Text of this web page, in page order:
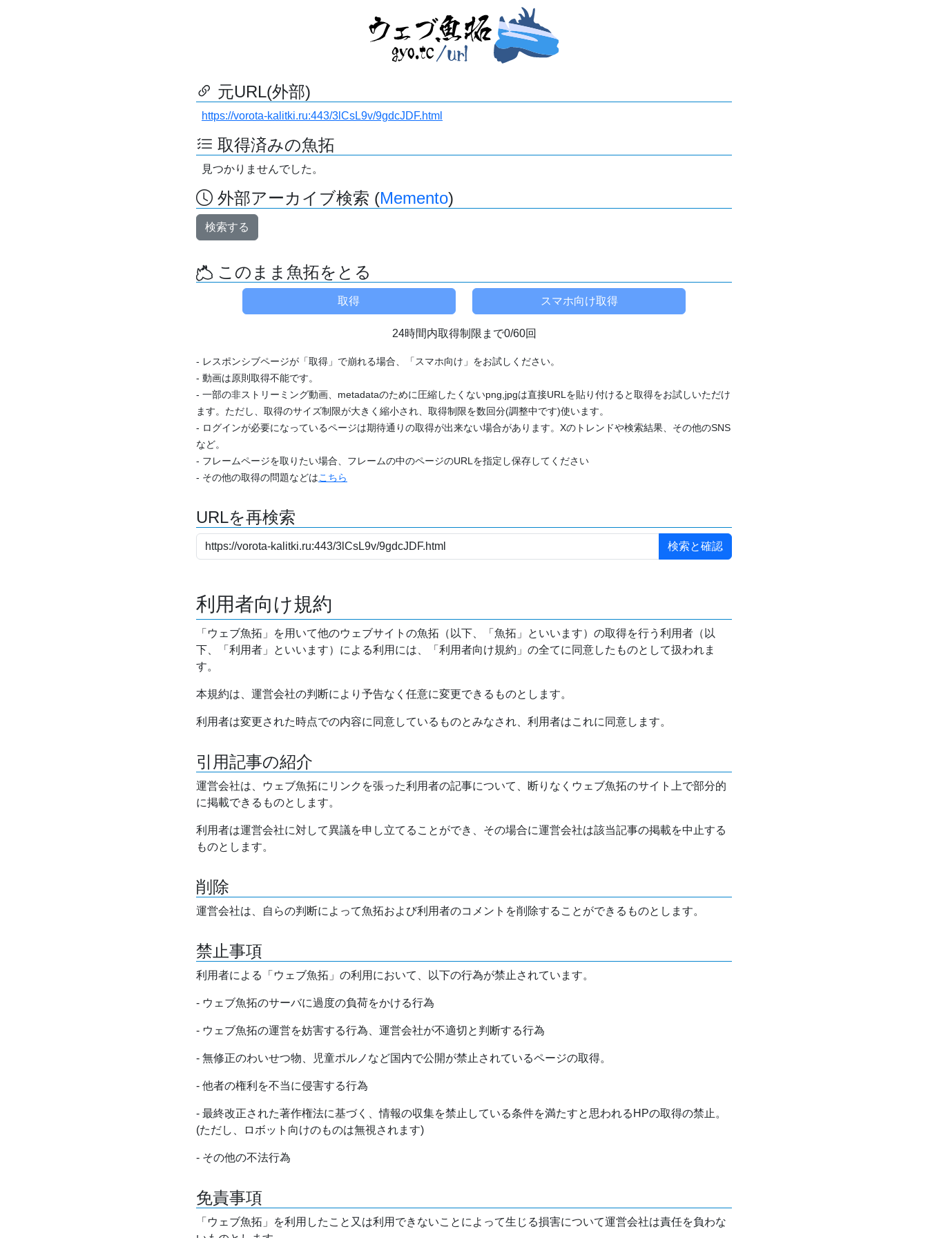
元URL(外部)
https://vorota-kalitki.ru:443/3lCsL9v/9gdcJDF.html
取得済みの魚拓
見つかりませんでした。
外部アーカイブ検索 (Memento)
検索する
このまま魚拓をとる
24時間内取得制限まで0/60回
- レスポンシブページが「取得」で崩れる場合、「スマホ向け」をお試しください。
- 動画は原則取得不能です。
- 一部の非ストリーミング動画、metadataのために圧縮したくないpng,jpgは直接URLを貼り付けると取得をお試しいただけ
ます。ただし、取得のサイズ制限が大きく縮小され、取得制限を数回分(調整中です)使います。
- ログインが必要になっているページは期待通りの取得が出来ない場合があります。Xのトレンドや検索結果、その他のSNS
など。
- フレームページを取りたい場合、フレームの中のページのURLを指定し保存してください
- その他の取得の問題などはこちら
URLを再検索
利用者向け規約
「ウェブ魚拓」を用いて他のウェブサイトの魚拓（以下、「魚拓」といいます）の取得を行う利用者（以
下、「利用者」といいます）による利用には、「利用者向け規約」の全てに同意したものとして扱われま
す。
本規約は、運営会社の判断により予告なく任意に変更できるものとします。
利用者は変更された時点での内容に同意しているものとみなされ、利用者はこれに同意します。
引用記事の紹介
運営会社は、ウェブ魚拓にリンクを張った利用者の記事について、断りなくウェブ魚拓のサイト上で部分的
に掲載できるものとします。
利用者は運営会社に対して異議を申し立てることができ、その場合に運営会社は該当記事の掲載を中止する
ものとします。
削除
運営会社は、自らの判断によって魚拓および利用者のコメントを削除することができるものとします。
禁止事項
利用者による「ウェブ魚拓」の利用において、以下の行為が禁止されています。
- ウェブ魚拓のサーバに過度の負荷をかける行為
- ウェブ魚拓の運営を妨害する行為、運営会社が不適切と判断する行為
- 無修正のわいせつ物、児童ポルノなど国内で公開が禁止されているページの取得。
- 他者の権利を不当に侵害する行為
- 最終改正された著作権法に基づく、情報の収集を禁止している条件を満たすと思われるHPの取得の禁止。
(ただし、ロボット向けのものは無視されます)
- その他の不法行為
免責事項
「ウェブ魚拓」を利用したこと又は利用できないことによって生じる損害について運営会社は責任を負わな